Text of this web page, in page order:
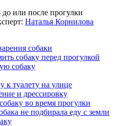
Наталья Корнилова
собаки
собаку перед прогулкой
собаку
к туалету на улице
и дрессировку
во время прогулки
не подбирала еду с земли